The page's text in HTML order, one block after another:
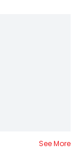
See More